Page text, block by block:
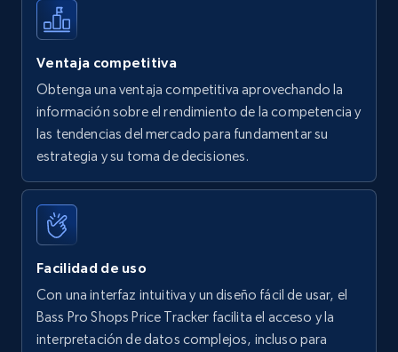
more.
5.6K+ 875+
Walmart - products - Find new products by
using specific category URL
URL, Final price, Sku, Currency, Gtin,
Specifications, Image urls, Top reviews, and
more.
Ventaja competitiva
Obtenga una ventaja competitiva aprovechando la
información sobre el rendimiento de la competencia y
las tendencias del mercado para fundamentar su
estrategia y su toma de decisiones.
Facilidad de uso
Con una interfaz intuitiva y un diseño fácil de usar, el
Bass Pro Shops Price Tracker facilita el acceso y la
interpretación de datos complejos, incluso para